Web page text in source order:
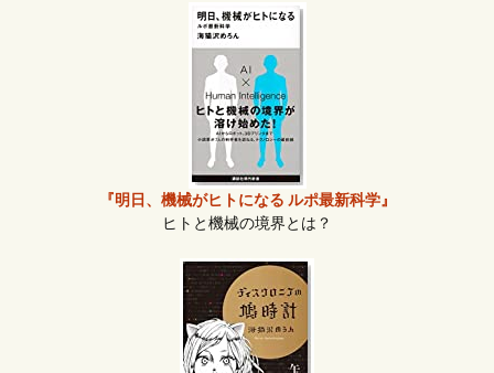
『明日、機械がヒトになる ルポ最新科学』
ヒトと機械の境界とは？